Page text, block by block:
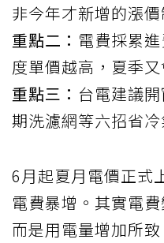
非今年才新增的漲價
重點二： 電費採累
度單價越高，夏季又
重點三： 台電建議
期洗濾網等六招省冷
6月起夏月電價正式
電費暴增。其實電
而是用電量增加所